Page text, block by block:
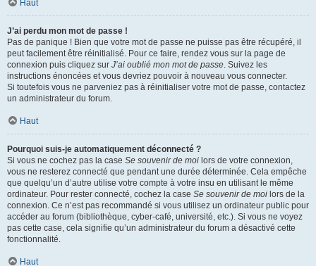
Haut
J’ai perdu mon mot de passe !
Pas de panique ! Bien que votre mot de passe ne puisse pas être récupéré, il
peut facilement être réinitialisé. Pour ce faire, rendez vous sur la page de
connexion puis cliquez sur J’ai oublié mon mot de passe. Suivez les
instructions énoncées et vous devriez pouvoir à nouveau vous connecter.
Si toutefois vous ne parveniez pas à réinitialiser votre mot de passe, contactez
un administrateur du forum.
Haut
Pourquoi suis-je automatiquement déconnecté ?
Si vous ne cochez pas la case Se souvenir de moi lors de votre connexion,
vous ne resterez connecté que pendant une durée déterminée. Cela empêche
que quelqu’un d’autre utilise votre compte à votre insu en utilisant le même
ordinateur. Pour rester connecté, cochez la case Se souvenir de moi lors de la
connexion. Ce n’est pas recommandé si vous utilisez un ordinateur public pour
accéder au forum (bibliothèque, cyber-café, université, etc.). Si vous ne voyez
pas cette case, cela signifie qu’un administrateur du forum a désactivé cette
fonctionnalité.
Haut